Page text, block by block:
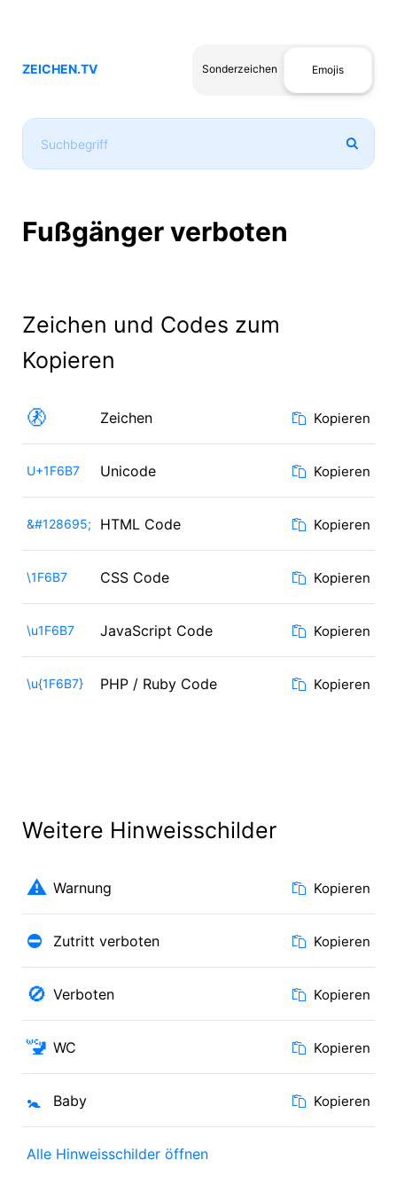
ZEICHEN.TV Sonderzeichen Emojis
Fußgänger verboten
Zeichen und Codes zum
Kopieren
🚷 Zeichen Kopieren
U+1F6B7 Unicode Kopieren
&#128695; HTML Code Kopieren
\1F6B7 CSS Code Kopieren
\u1F6B7 JavaScript Code Kopieren
\u{1F6B7} PHP / Ruby Code Kopieren
Weitere Hinweisschilder
⚠️ Warnung Kopieren
⛔ Zutritt verboten Kopieren
🚫 Verboten Kopieren
🚾 WC Kopieren
🚼 Baby Kopieren
Alle Hinweisschilder öffnen